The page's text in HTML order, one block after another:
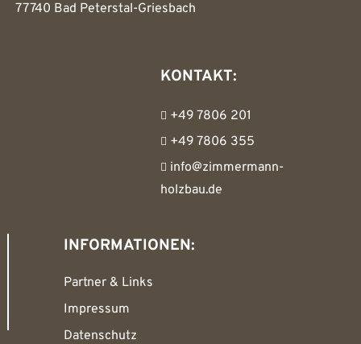
77740 Bad Peterstal-Griesbach
KONTAKT:
+49 7806 201
+49 7806 355
info@zimmermann-
holzbau.de
INFORMATIONEN:
Partner & Links
Impressum
Datenschutz